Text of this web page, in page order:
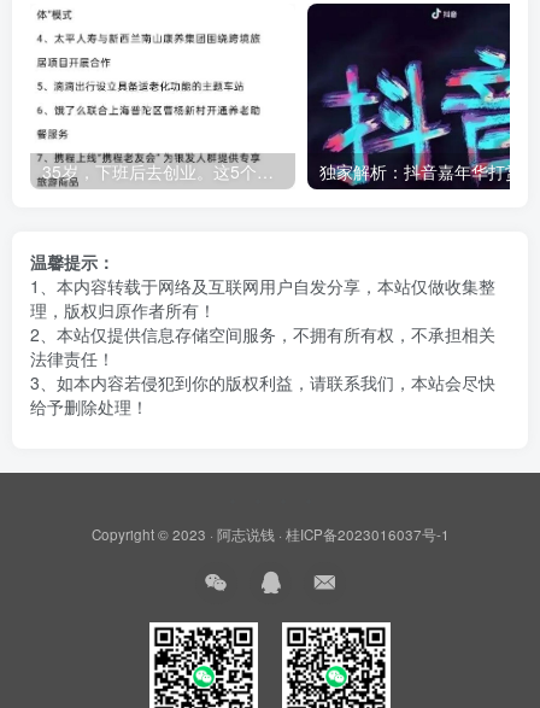
温馨提示：
1、本内容转载于网络及互联网用户自发分享，本站仅做收集整
理，版权归原作者所有！
2、本站仅提供信息存储空间服务，不拥有所有权，不承担相关
法律责任！
3、如本内容若侵犯到你的版权利益，请联系我们，本站会尽快
给予删除处理！
Copyright © 2023 · 阿志说钱 · 桂ICP备2023016037号-1